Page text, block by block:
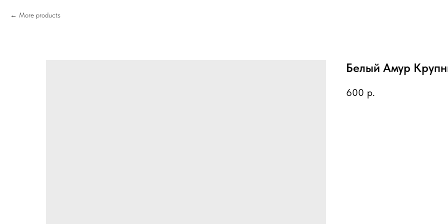
More products
Белый Амур
600 р.